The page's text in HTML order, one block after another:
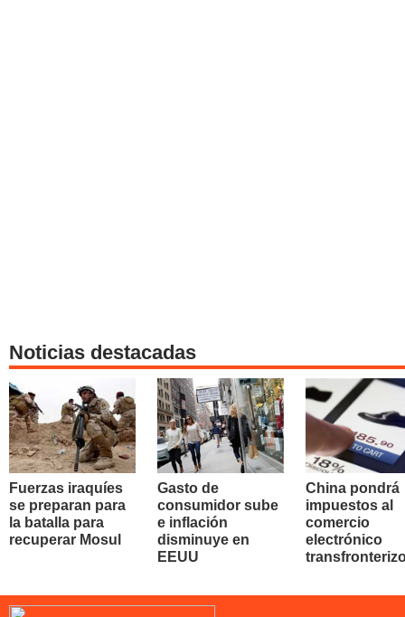
Noticias destacadas
Fuerzas iraquíes
se preparan para
la batalla para
recuperar Mosul
Gasto de
consumidor sube
e inflación
disminuye en
EEUU
China pondrá
impuestos al
comercio
electrónico